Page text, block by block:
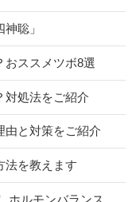
聡」
おススメツボ8選
対処法をご紹介
由と対策をご紹介
法を教えます